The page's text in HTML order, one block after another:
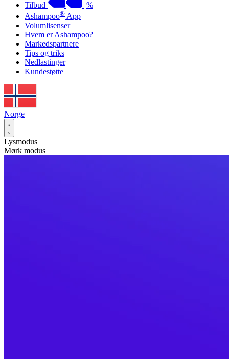
Tilbud
%
Ashampoo® App
Volumlisenser
Hvem er Ashampoo?
Markedspartnere
Tips og triks
Nedlastinger
Kundestøtte
Norge
Lysmodus
Mørk modus